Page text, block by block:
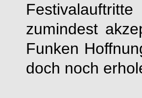
zumindest
Funken
doch noch